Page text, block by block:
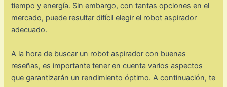
tiempo y energía. Sin embargo, con tantas opciones en el
mercado, puede resultar difícil elegir el robot aspirador
adecuado.
A la hora de buscar un robot aspirador con buenas
reseñas, es importante tener en cuenta varios aspectos
que garantizarán un rendimiento óptimo. A continuación, te